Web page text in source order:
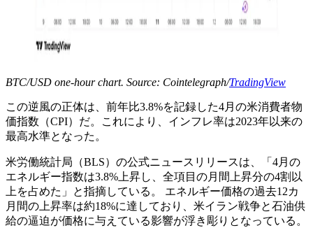
BTC/USD one-hour chart. Source: Cointelegraph/TradingView
この逆風の正体は、前年比3.8%を記録した4月の米消費者物
価指数（CPI）だ。これにより、インフレ率は2023年以来の
最高水準となった。
米労働統計局（BLS）の公式ニュースリリースは、「4月の
エネルギー指数は3.8%上昇し、全項目の月間上昇分の4割以
上を占めた」と指摘している。 エネルギー価格の過去12カ
月間の上昇率は約18%に達しており、米イラン戦争と石油供
給の逼迫が価格に与えている影響が浮き彫りとなっている。